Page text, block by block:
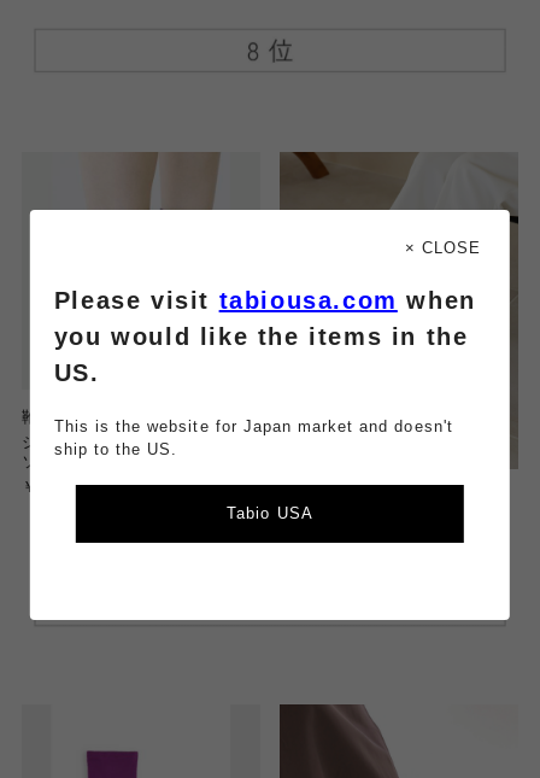
靴下屋
シアーラメバイカラーショート
ソックス
￥900
× CLOSE
Please visit tabiousa.com when
you would like the items in the
US.
This is the website for Japan market and doesn't
ship to the US.
Tabio USA